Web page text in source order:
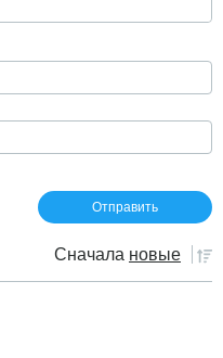
Сначала новые